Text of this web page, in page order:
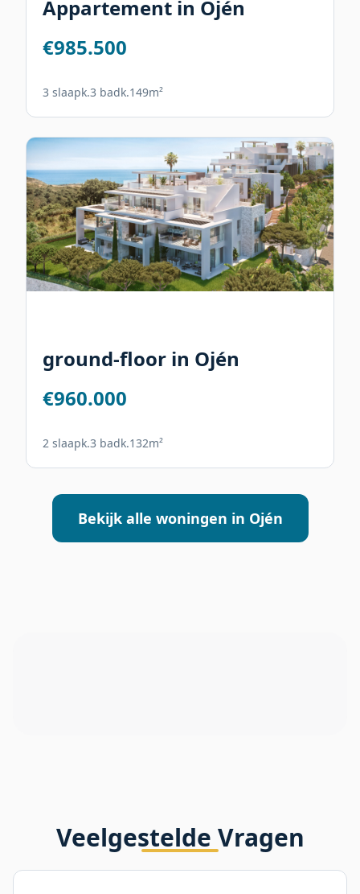
Appartement in Ojén
€985.500
3 slaapk.3 badk.149m²
ground-floor in Ojén
€960.000
2 slaapk.3 badk.132m²
Bekijk alle woningen in Ojén
Veelgestelde Vragen